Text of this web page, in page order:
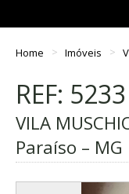
Home Imóveis
REF:
VILA
Paraíso – MG